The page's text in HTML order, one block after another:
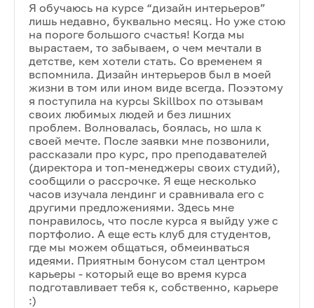
Я обучаюсь на курсе “дизайн интерьеров”
лишь недавно, буквально месяц. Но уже стою
на пороге большого счастья! Когда мы
вырастаем, то забываем, о чем мечтали в
детстве, кем хотели стать. Со временем я
вспомнила. Дизайн интерьеров был в моей
жизни в том или ином виде всегда. Поээтому
я поступила на курсы Skillbox по отзывам
своих любимых людей и без лишних
проблем. Волновалась, боялась, но шла к
своей мечте. После заявки мне позвонили,
рассказали про курс, про преподавателей
(директора и топ-менеджеры своих студий),
сообщили о рассрочке. Я еще несколько
часов изучала лендинг и сравнивала его с
другими предложениями. Здесь мне
понравилось, что после курса я выйду уже с
портфолио. А еще есть клуб для студентов,
где мы можем общаться, обмеинваться
идеями. Приятным бонусом стал центром
карьеры - который еще во время курса
подготавливает тебя к, собственно, карьере
:)